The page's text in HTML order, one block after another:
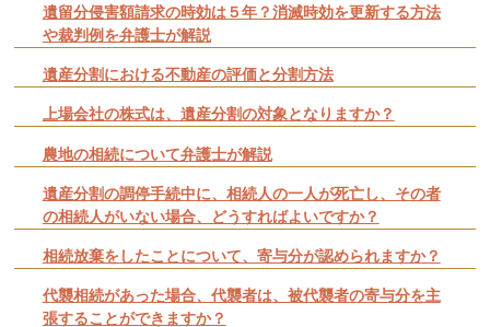
遺留分侵害額請求の時効は５年？消滅時効を更新する方法
や裁判例を弁護士が解説
遺産分割における不動産の評価と分割方法
上場会社の株式は、遺産分割の対象となりますか？
農地の相続について弁護士が解説
遺産分割の調停手続中に、相続人の一人が死亡し、その者
の相続人がいない場合、どうすればよいですか？
相続放棄をしたことについて、寄与分が認められますか？
代襲相続があった場合、代襲者は、被代襲者の寄与分を主
張することができますか？